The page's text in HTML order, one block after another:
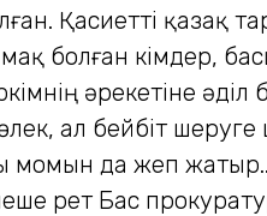
Қасиетті қазақ
болған кімдер,
әрекетіне
ал бейбіт
момын да жеп
рет Бас